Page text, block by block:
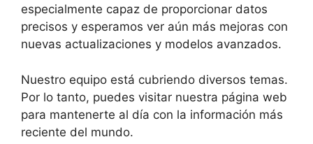
especialmente capaz de proporcionar datos
precisos y esperamos ver aún más mejoras con
nuevas actualizaciones y modelos avanzados.
Nuestro equipo está cubriendo diversos temas.
Por lo tanto, puedes visitar nuestra página web
para mantenerte al día con la información más
reciente del mundo.